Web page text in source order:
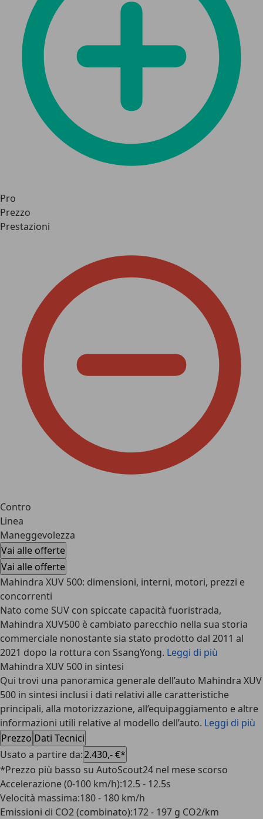
Pro
Prezzo
Prestazioni
Contro
Linea
Maneggevolezza
Vai alle offerte
Vai alle offerte
Mahindra XUV 500: dimensioni, interni, motori, prezzi e
concorrenti
Nato come SUV con spiccate capacità fuoristrada,
Mahindra XUV500 è cambiato parecchio nella sua storia
commerciale nonostante sia stato prodotto dal 2011 al
2021 dopo la rottura con SsangYong. Leggi di più
Mahindra XUV 500 in sintesi
Qui trovi una panoramica generale dell’auto Mahindra XUV
500 in sintesi inclusi i dati relativi alle caratteristiche
principali, alla motorizzazione, all’equipaggiamento e altre
informazioni utili relative al modello dell’auto. Leggi di più
Prezzo Dati Tecnici
Usato a partire da:2.430,- €*
*Prezzo più basso su AutoScout24 nel mese scorso
Accelerazione (0-100 km/h):12.5 - 12.5s
Velocità massima:180 - 180 km/h
Emissioni di CO2 (combinato):172 - 197 g CO2/km